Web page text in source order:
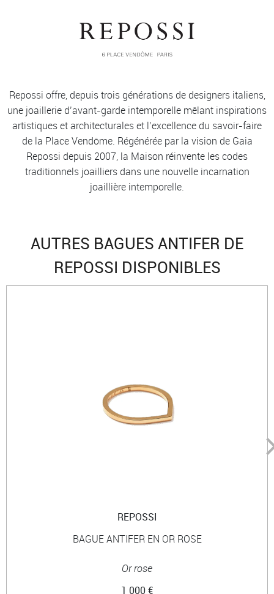
Repossi offre, depuis trois générations de designers italiens,
une joaillerie d’avant-garde intemporelle mêlant inspirations
artistiques et architecturales et l’excellence du savoir-faire
de la Place Vendôme. Régénérée par la vision de Gaia
Repossi depuis 2007, la Maison réinvente les codes
traditionnels joailliers dans une nouvelle incarnation
joaillière intemporelle.
AUTRES BAGUES ANTIFER DE
REPOSSI DISPONIBLES
REPOSSI
BAGUE ANTIFER EN OR ROSE
Or rose
1 000 €